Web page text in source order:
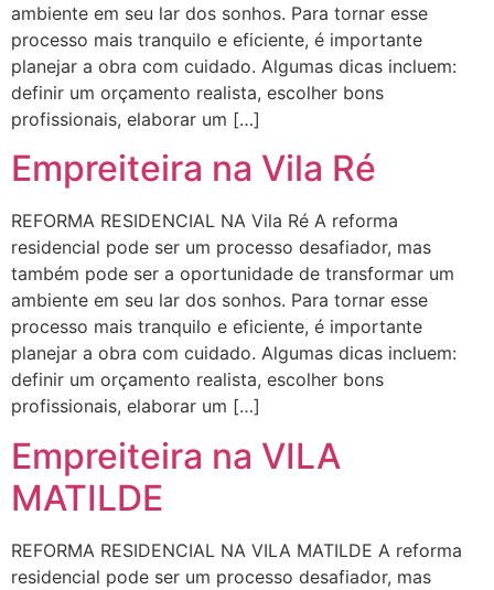
ambiente em seu lar dos sonhos. Para tornar esse
processo mais tranquilo e eficiente, é importante
planejar a obra com cuidado. Algumas dicas incluem:
definir um orçamento realista, escolher bons
profissionais, elaborar um […]
Empreiteira na Vila Ré
REFORMA RESIDENCIAL NA Vila Ré A reforma
residencial pode ser um processo desafiador, mas
também pode ser a oportunidade de transformar um
ambiente em seu lar dos sonhos. Para tornar esse
processo mais tranquilo e eficiente, é importante
planejar a obra com cuidado. Algumas dicas incluem:
definir um orçamento realista, escolher bons
profissionais, elaborar um […]
Empreiteira na VILA
MATILDE
REFORMA RESIDENCIAL NA VILA MATILDE A reforma
residencial pode ser um processo desafiador, mas